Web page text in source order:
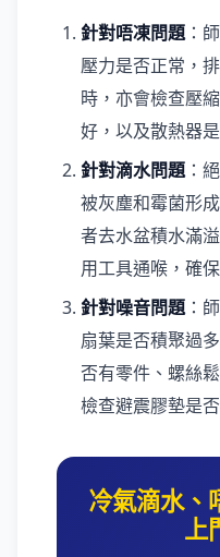
針對唔凍問題：
壓力是否正常，
時，亦會檢查壓
好，以及散熱器
針對滴水問題：
被灰塵和霉菌形
者去水盆積水滿
用工具通喉，確
針對噪音問題：
扇葉是否積聚過
否有零件、螺絲
檢查避震膠墊是
冷氣滴水、
上